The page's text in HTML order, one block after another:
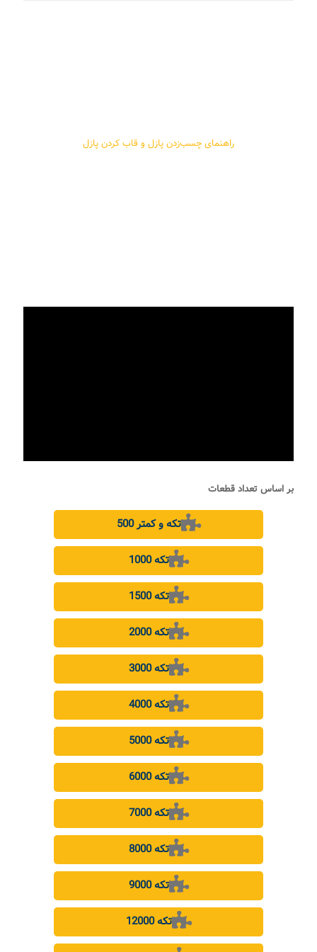
راهنمای چسب‌زدن پازل و قاب کردن پازل
بر اساس تعداد قطعات
500 تکه و کمتر
1000 تکه
1500 تکه
2000 تکه
3000 تکه
4000 تکه
5000 تکه
6000 تکه
7000 تکه
8000 تکه
9000 تکه
12000 تکه